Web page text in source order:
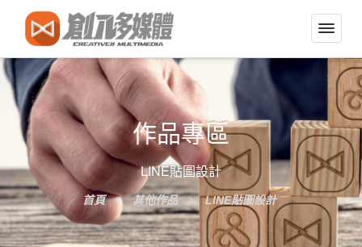
切
換
導
選
單
作品專區
LINE貼圖設計
首頁 其他作品 LINE貼圖設計